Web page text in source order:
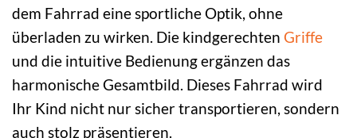
dem Fahrrad eine sportliche Optik, ohne
überladen zu wirken. Die kindgerechten Griffe
und die intuitive Bedienung ergänzen das
harmonische Gesamtbild. Dieses Fahrrad wird
Ihr Kind nicht nur sicher transportieren, sondern
auch stolz präsentieren.